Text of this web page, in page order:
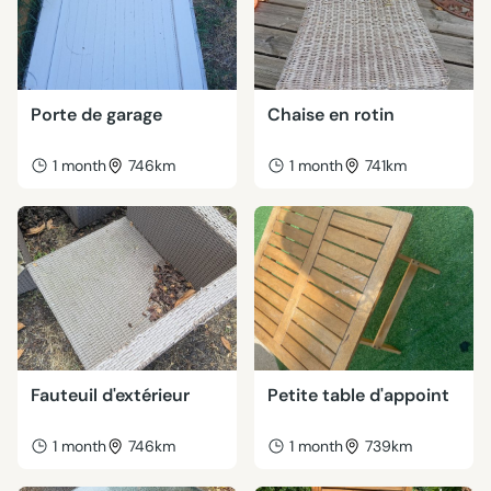
Porte de garage
1 month 746km
Chaise en rotin
1 month 741km
Fauteuil d'extérieur
1 month 746km
Petite table d'appoint
1 month 739km